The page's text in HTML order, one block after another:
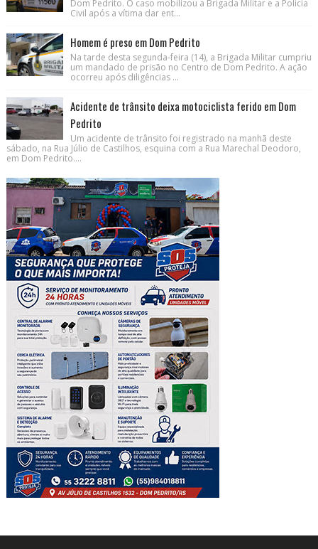
Dom Pedrito. O caso mobilizou a Brigada Militar e a Polícia
Civil após a vítima dar ent...
Homem é preso em Dom Pedrito
Na tarde desta segunda-feira (14), a Brigada Militar cumpriu
um mandado de prisão no Centro de Dom Pedrito. A ação
ocorreu após diligências ...
Acidente de trânsito deixa motociclista ferido em Dom
Pedrito
Um acidente de trânsito foi registrado na manhã deste
sábado, na Rua Júlio de Castilhos, esquina com a Rua Marechal Deodoro,
em Dom Pedrito....